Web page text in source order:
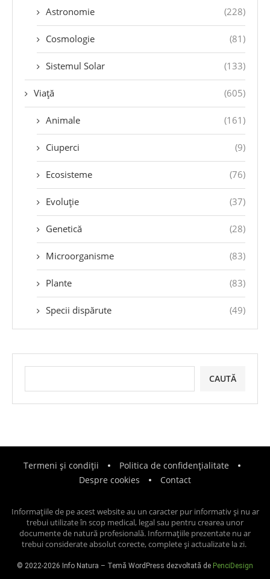
Astronomie (228)
Cosmologie (81)
Sistemul Solar (133)
Viață (605)
Animale (161)
Ciuperci (9)
Ecosisteme (76)
Evoluție (37)
Genetică (28)
Microorganisme (83)
Plante (83)
Specii dispărute (49)
CAUTĂ
Termeni și condiții
Politica de confidențialitate
Despre cookies
Contact
Informațiile de pe acest website au un caracter pur informativ și nu ar
trebui utilizate în scop medical, legal sau pentru crearea unor
documente de natură profesională. Informațiile prezentate nu ar
trebui considerate absolut corecte, complete și actualizate la zi.
© 2022-2026 Info Natura – Temă WordPress dezvoltată de PenciDesign